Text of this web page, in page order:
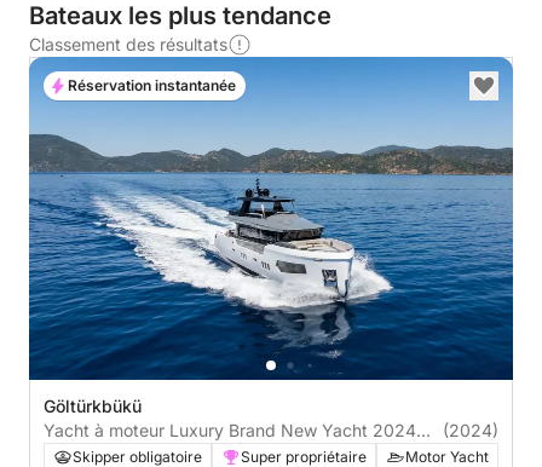
Bateaux les plus tendance
Classement des résultats
Göltürkbükü
Yacht à moteur Luxury Brand New Yacht 2024
Model 3000cv
(2024)
Skipper obligatoire Super propriétaire
Motor Yacht
Réservation instantanée